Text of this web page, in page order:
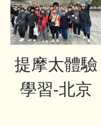
提摩太體驗
學習-北京